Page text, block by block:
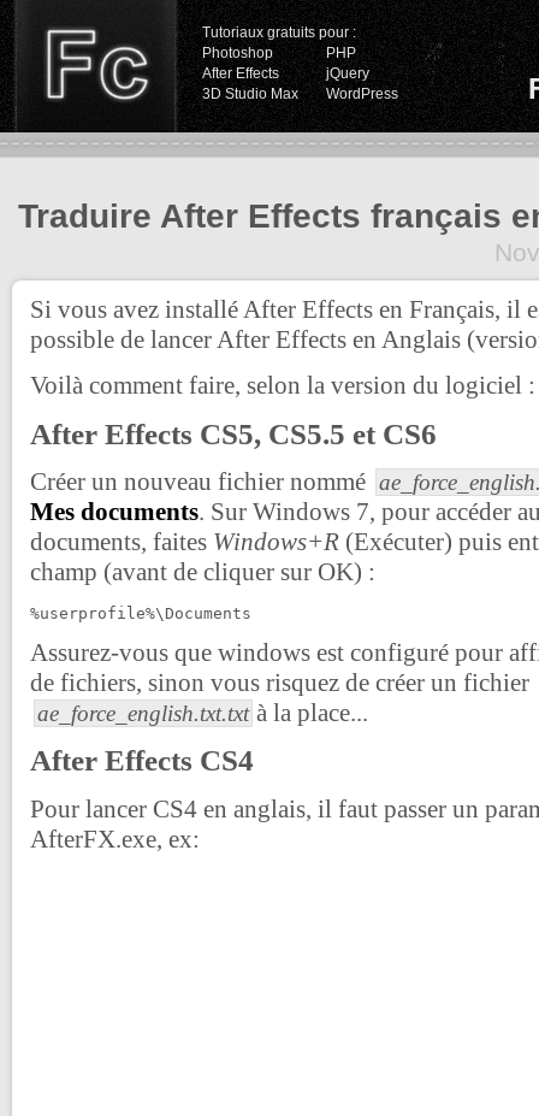
Tutoriaux gratuits pour :
Photoshop
PHP
After Effects
jQuery
3D Studio Max
WordPress
Traduire After Effects français
Si vous avez installé After Effects en Français, il
possible de lancer After Effects en Anglais
Voilà comment faire, selon la version du logiciel :
After Effects CS5, CS5.5 et CS6
Créer un nouveau fichier nommé
Mes documents. Sur Windows 7, pour accéder
documents, faites Windows+R (Exécuter) puis
champ (avant de cliquer sur OK) :
%userprofile%\Documents
Assurez-vous que windows est configuré pour
de fichiers, sinon vous risquez de créer un fichier
ae_force_english.txt.txt à la place...
After Effects CS4
Pour lancer CS4 en anglais, il faut passer un
AfterFX.exe, ex: